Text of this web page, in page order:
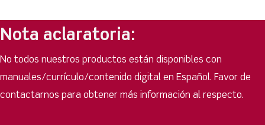
Nota aclaratoria:
No todos nuestros productos están disponibles con
manuales/currículo/contenido digital en Español. Favor de
contactarnos para obtener más información al respecto.